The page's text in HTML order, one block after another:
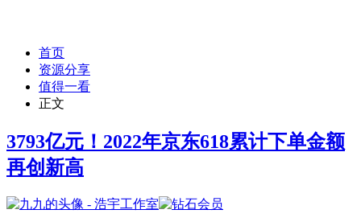
首页
资源分享
值得一看
正文
3793亿元！2022年京东618累计下单金额
再创新高